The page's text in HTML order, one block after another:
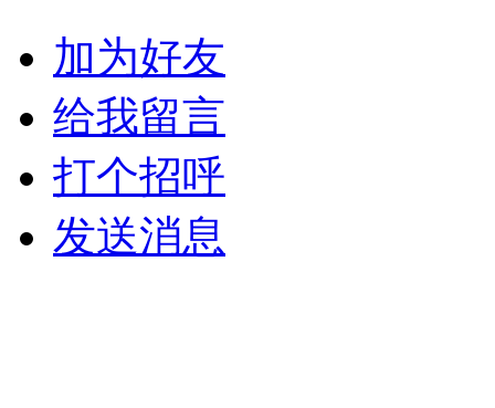
加为好友
给我留言
打个招呼
发送消息